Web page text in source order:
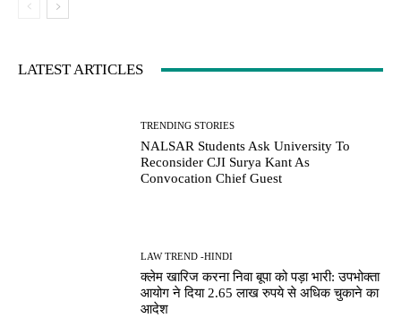
LATEST ARTICLES
TRENDING STORIES
NALSAR Students Ask University To
Reconsider CJI Surya Kant As
Convocation Chief Guest
LAW TREND -HINDI
क्लेम खारिज करना निवा बूपा को पड़ा भारी: उपभोक्ता
आयोग ने दिया 2.65 लाख रुपये से अधिक चुकाने का
आदेश